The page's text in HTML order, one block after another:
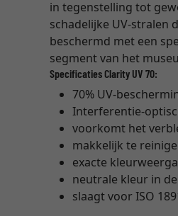
in tegenstelling tot
schadelijke UV-stralen
beschermd met een
segment van het
Specificaties Clarity UV 70:
70% UV-
Interferentie-
voorkomt het
makkelijk te
exacte
neutrale kleur in
slaagt voor ISO